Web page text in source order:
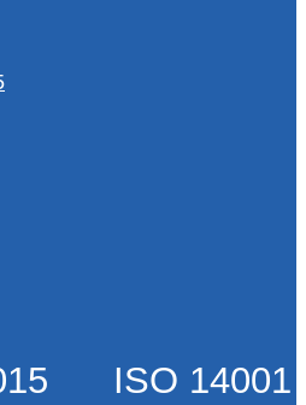
ISO 14001